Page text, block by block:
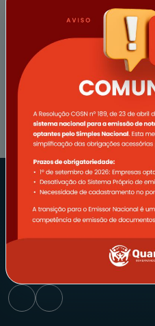
EMPRESA
SERVIDOR